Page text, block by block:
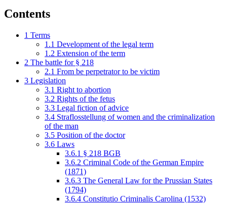
Contents
1 Terms
1.1 Development of the legal term
1.2 Extension of the term
2 The battle for § 218
2.1 From be perpetrator to be victim
3 Legislation
3.1 Right to abortion
3.2 Rights of the fetus
3.3 Legal fiction of advice
3.4 Straflosstellung of women and the criminalization
of the man
3.5 Position of the doctor
3.6 Laws
3.6.1 § 218 BGB
3.6.2 Criminal Code of the German Empire
(1871)
3.6.3 The General Law for the Prussian States
(1794)
3.6.4 Constitutio Criminalis Carolina (1532)